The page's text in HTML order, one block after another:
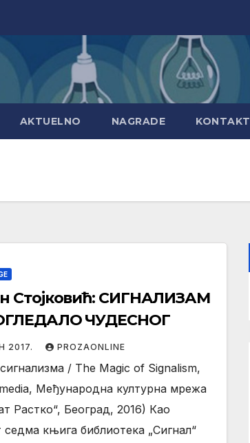
AKTUELNO NAGRADE KONTAKT
Стојковић: СИГНАЛИЗАМ
ЧУДЕСНОГ
2017. PROZAONLINE
/ The Magic of Signalism,
Међународна културна мрежа
Растко“, Београд, 2016) Као
седма књига библиотека „Сигнал“